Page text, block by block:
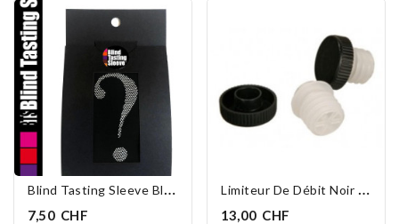
B
Lind Tasting Sleeve Blanc
7,50 CHF
L
Imiteur De Débit Noir 10 Pièces
13,00 CHF